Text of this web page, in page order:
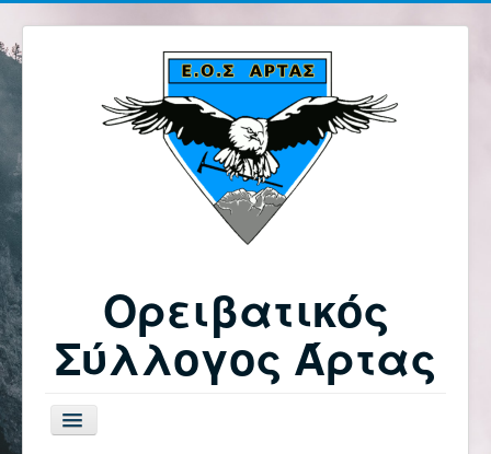
Ορειβατικός
Σύλλογος Άρτας
Εναλλαγή
πλοήγησης